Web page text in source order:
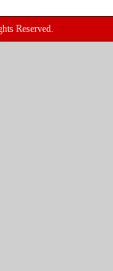
Reserved.